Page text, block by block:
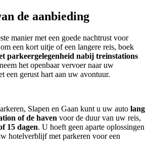
de aanbieding
manier met een goede nachtrust voor
een kort uitje of een langere reis, boek
parkeergelegenheid nabij treinstations
het openbaar vervoer naar uw
een gerust hart aan uw avontuur.
Slapen en Gaan kunt u uw auto lang
of de haven voor de duur van uw reis,
15 dagen. U hoeft geen aparte oplossingen
hotelverblijf met parkeren voor een